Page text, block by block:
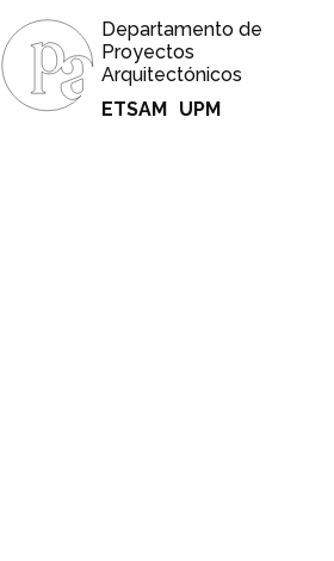
Departamento de
Proyectos
Arquitectónicos
ETSAM UPM